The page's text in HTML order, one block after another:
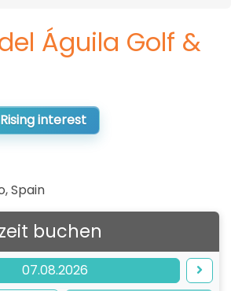
Águila Golf &
interest
,Spain
buchen
07.08.2026